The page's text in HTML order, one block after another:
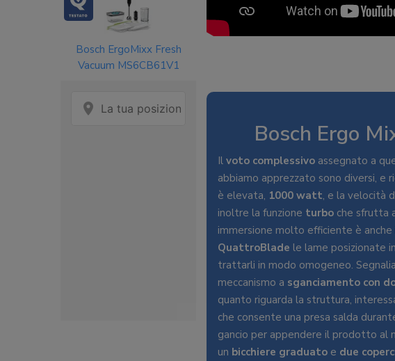
Bosch Ergo
Il voto complessivo assegnato a
abbiamo apprezzato sono diversi, e
è elevata, 1000 watt, e la velocità
inoltre la funzione turbo che sfrutta
immersione molto efficiente è
QuattroBlade le lame posizionate
trattarli in modo omogeneo.
meccanismo a sganciamento con
quanto riguarda la struttura,
che consente una presa salda
gancio per appendere il prodotto al
un bicchiere graduato e due
Bosch ErgoMixx Fresh
Vacuum MS6CB61V1